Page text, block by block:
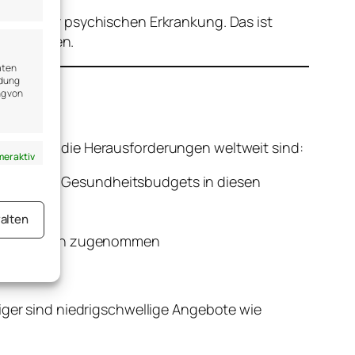
von
aktiv
einer psychischen Erkrankung. Das ist
spüren.
groß die Herausforderungen weltweit sind:
Gesundheitsbudgets in diesen
haben zugenommen
sind niedrigschwellige Angebote wie